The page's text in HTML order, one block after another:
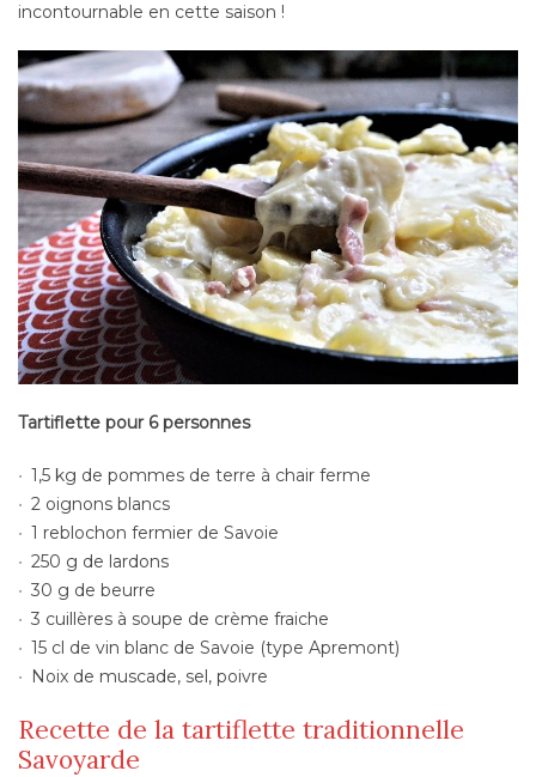
incontournable en cette saison !
Tartiflette pour 6 personnes
1,5 kg de pommes de terre à chair ferme
2 oignons blancs
1 reblochon fermier de Savoie
250 g de lardons
30 g de beurre
3 cuillères à soupe de crème fraiche
15 cl de vin blanc de Savoie (type Apremont)
Noix de muscade, sel, poivre
Recette de la tartiflette traditionnelle
Savoyarde